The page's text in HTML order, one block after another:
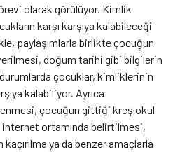
olarak görülüyor. Kimlik
karşı karşıya kalabileceği
paylaşımlarla birlikte çocuğun
verilmesi, doğum tarihi gibi bilgilerin
çocuklar, kimliklerinin
kalabiliyor. Ayrıca
çocuğun gittiği kreş okul
internet ortamında belirtilmesi,
ya da benzer amaçlarla